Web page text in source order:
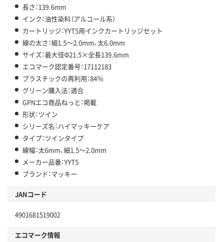
長さ：139.6mm
インク：油性染料（アルコール系）
カートリッジ：YYT5用インクカートリッジセット
線の太さ：細1.5～2.0mm、太6.0mm
サイズ：最大径Φ21.5×全長139.6mm
エコマーク認定番号：17112183
プラスチックの再利用：84％
グリーン購入法：適合
GPNエコ商品ねっと：掲載
形状：ツイン
シリーズ名：ハイマッキーケア
タイプ：ツインタイプ
線幅：太6mm、細1.5～2.0mm
メーカー品番：YYT5
ブランド：マッキー
JANコード
4901681519002
エコマーク情報